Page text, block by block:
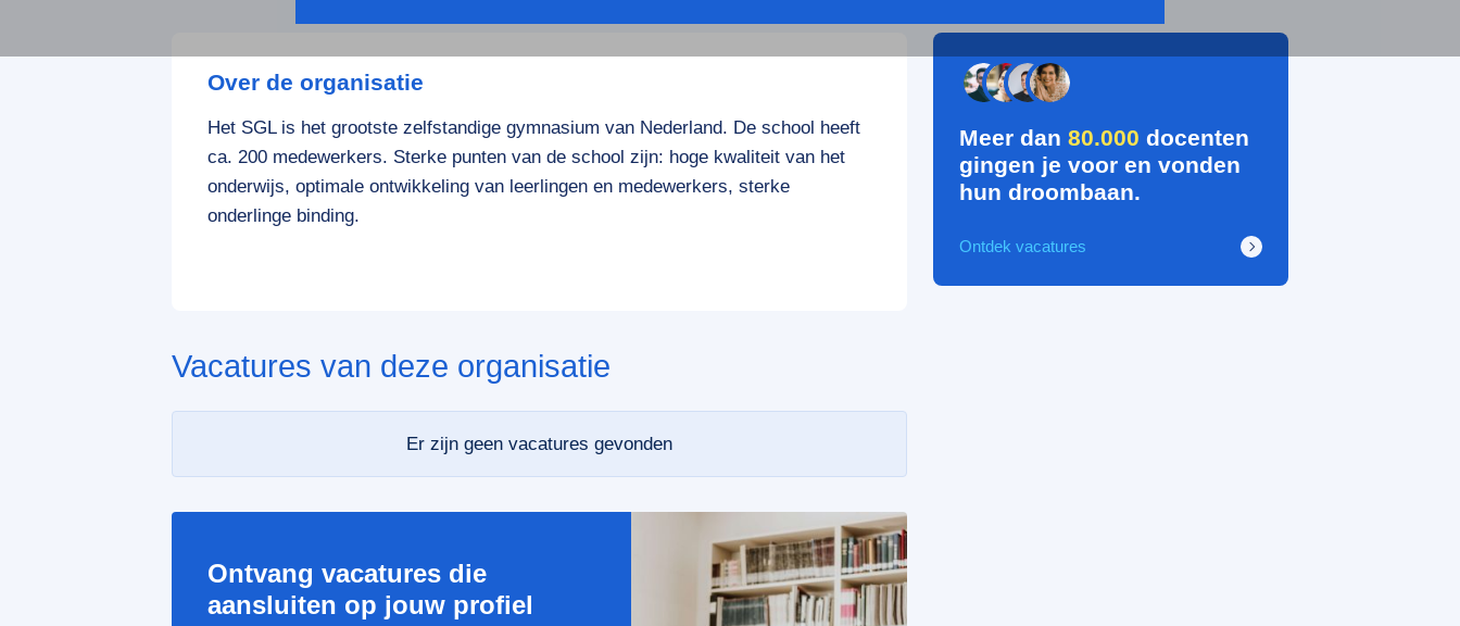
Over de organisatie
Het SGL is het grootste zelfstandige gymnasium van Nederland. De school heeft
ca. 200 medewerkers. Sterke punten van de school zijn: hoge kwaliteit van het
onderwijs, optimale ontwikkeling van leerlingen en medewerkers, sterke
onderlinge binding.
Vacatures van deze organisatie
Er zijn geen vacatures gevonden
Ontvang vacatures die
aansluiten op jouw profiel
Meer dan80.000 docenten
gingen je voor en vonden
hun droombaan.
Ontdek vacatures